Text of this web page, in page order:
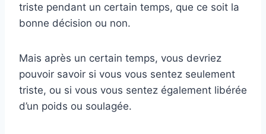
triste pendant un certain temps, que ce soit la
bonne décision ou non.
Mais après un certain temps, vous devriez
pouvoir savoir si vous vous sentez seulement
triste, ou si vous vous sentez également libérée
d’un poids ou soulagée.